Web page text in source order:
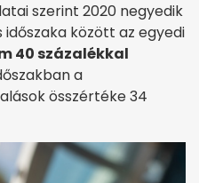
szerint 2020 negyedik
időszaka között az egyedi
40 százalékkal
a
összértéke 34